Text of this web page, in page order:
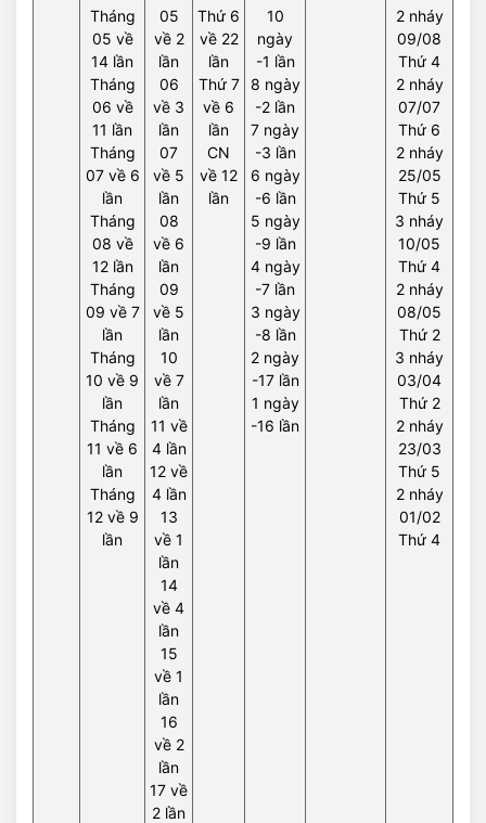
Tháng
05 về
14 lần
Tháng
06 về
11 lần
Tháng
07 về 6
lần
Tháng
08 về
12 lần
Tháng
09 về 7
lần
Tháng
10 về 9
lần
Tháng
11 về 6
lần
Tháng
12 về 9
lần
05
về 2
lần
06
về 3
lần
07
về 5
lần
08
về 6
lần
09
về 5
lần
10
về 7
lần
11 về
4 lần
12 về
4 lần
13
về 1
lần
14
về 4
lần
15
về 1
lần
16
về 2
lần
17 về
2 lần
Thứ 6
về 22
lần
Thứ 7
về 6
lần
CN
về 12
lần
10
ngày
-1 lần
8 ngày
-2 lần
7 ngày
-3 lần
6 ngày
-6 lần
5 ngày
-9 lần
4 ngày
-7 lần
3 ngày
-8 lần
2 ngày
-17 lần
1 ngày
-16 lần
2 nháy
09/08
Thứ 4
2 nháy
07/07
Thứ 6
2 nháy
25/05
Thứ 5
3 nháy
10/05
Thứ 4
2 nháy
08/05
Thứ 2
3 nháy
03/04
Thứ 2
2 nháy
23/03
Thứ 5
2 nháy
01/02
Thứ 4